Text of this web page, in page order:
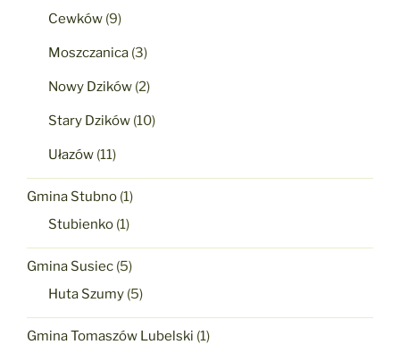
Cewków (9)
Moszczanica (3)
Nowy Dzików (2)
Stary Dzików (10)
Ułazów (11)
Gmina Stubno (1)
Stubienko (1)
Gmina Susiec (5)
Huta Szumy (5)
Gmina Tomaszów Lubelski (1)